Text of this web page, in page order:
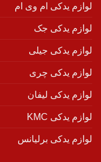
لوازم یدکی ام وی ام
لوازم یدکی جک
لوازم یدکی جیلی
لوازم یدکی چری
لوازم یدکی لیفان
لوازم یدکی KMC
لوازم یدکی برلیانس